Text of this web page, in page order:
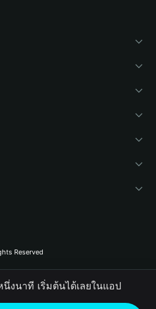
Reserved
งนาที เริ่มต้นได้เลยในแอป